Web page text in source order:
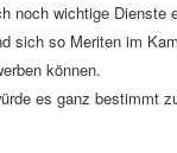
noch wichtige Dienste
sich so Meriten im
können.
es ganz bestimmt